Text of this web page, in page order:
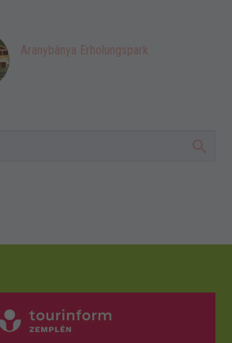
Aranybánya Erholungspark